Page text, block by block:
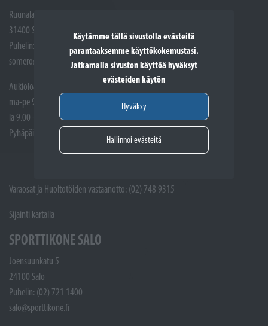
Käytämme tällä sivustolla evästeitä
parantaaksemme käyttökokemustasi.
Jatkamalla sivuston käyttöä hyväksyt
evästeiden käytön
Hyväksy
Hallinnoi evästeitä
Ruunalantie 5
31400 Somero
Puhelin: (02) 748 9300
somero@sporttikone.fi
Aukioloajat
ma-pe 9.00 - 17.00
la 9.00 - 14.00
Pyhäpäivät suljettuna
Varaosat ja Huoltotöiden vastaanotto: (02) 748 9315
Sijainti kartalla
SPORTTIKONE SALO
Joensuunkatu 5
24100 Salo
Puhelin: (02) 721 1400
salo@sporttikone.fi